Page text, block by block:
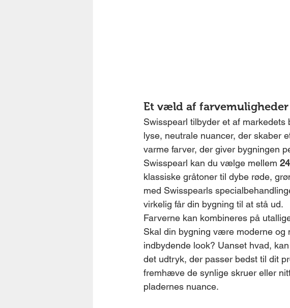
Et væld af farvemuligheder
Swisspearl tilbyder et af
lyse, neutrale nuancer, der skaber
varme farver, der giver bygningen
Swisspearl kan du vælge mellem
klassiske gråtoner til dybe røde,
med Swisspearls
virkelig får din bygning til at stå ud.
Farverne kan kombineres på
Skal din bygning være moderne og
indbydende look? Uanset hvad,
det udtryk, der passer bedst til dit
fremhæve de synlige skruer eller
pladernes nuance.